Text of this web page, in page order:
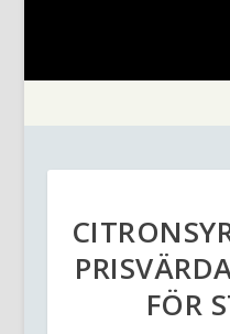
FÖR